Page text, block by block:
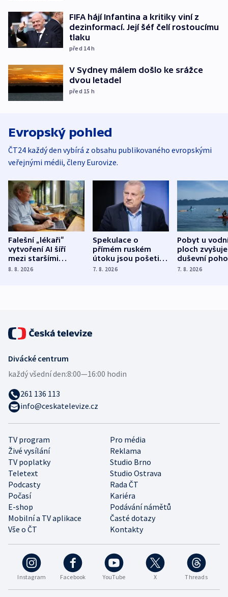
FIFA hájí Infantina a kritiky viní z
dezinformací. Její šéf čelí rostoucímu
tlaku
před 14h
V Sydney málem došlo ke srážce
dvou letadel
před 15 h
Evropský pohled
ČT24 každý den vybírá z obsahu publikovaného evropskými
veřejnými médii, členy Eurovize.
Falešní „lékaři“
vytvoření AI šíří
mezi staršími
Poláky nebezpečné
8. 8. 2026
Spekulace o
přímém ruském
útoku jsou pošetilé,
míní estonský
7. 8. 2026
Pobyt u
ploch zvyšuje
duševní
ukázala
7. 8. 2026
Instagram Facebook YouTube X Threads
TV program
Pro média
Živé vysílání
Reklama
TV poplatky
Studio Brno
Teletext
Studio Ostrava
Podcasty
Rada ČT
Počasí
Kariéra
E-shop
Podávání námětů
Mobilní a TV aplikace
Časté dotazy
Vše o ČT
Kontakty
Divácké centrum
každý všední den:8:00—16:00 hodin
261 136 113
info@ceskatelevize.cz